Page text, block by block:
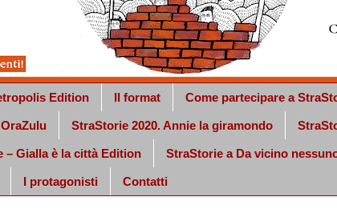
Edition Il format Come partecipare a
StraStorie 2020. Annie la giramondo
– Gialla è la città Edition StraStorie a Da vicino
I protagonisti Contatti